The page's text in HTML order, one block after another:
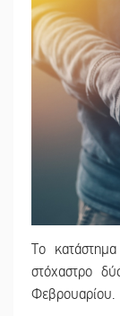
Το
στόχαστρο
Φεβρουαρίου.